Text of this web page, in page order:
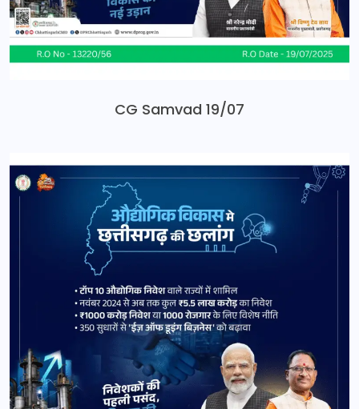
CG Samvad 19/07